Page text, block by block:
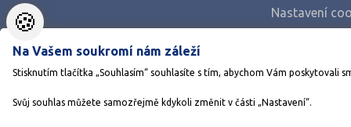
Nastavení
🍪
Na Vašem soukromí nám záleží
Stisknutím tlačítka „Souhlasím“ souhlasíte s tím, abychom Vám poskytovali
Svůj souhlas můžete samozřejmě kdykoli změnit v části „Nastavení“.